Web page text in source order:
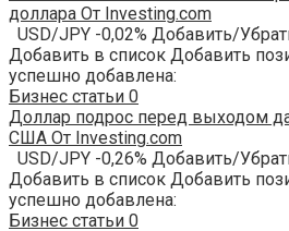
доллара От Investing.com
USD/JPY -0,02% Добавить/
Добавить в список Добавить
успешно добавлена:
Бизнес статьи 0
Доллар подрос перед выходом
США От Investing.com
USD/JPY -0,26% Добавить/
Добавить в список Добавить
успешно добавлена:
Бизнес статьи 0